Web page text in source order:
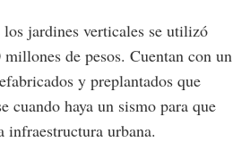
jardines verticales se utilizó
de pesos. Cuentan con un
y preplantados que
cuando haya un sismo para que
infraestructura urbana.